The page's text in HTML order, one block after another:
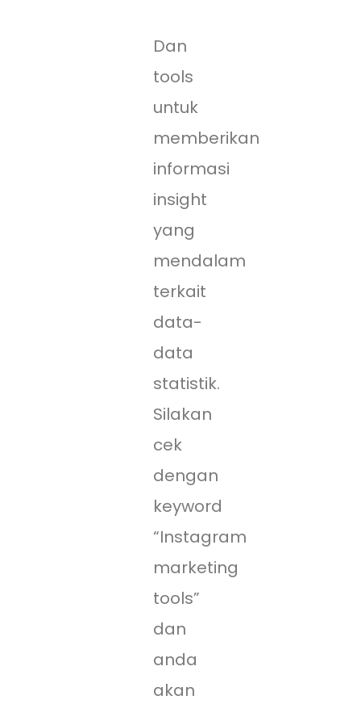
Dan
tools
untuk
memberikan
informasi
insight
yang
mendalam
terkait
data-
data
statistik.
Silakan
cek
dengan
keyword
“Instagram
marketing
tools”
dan
anda
akan